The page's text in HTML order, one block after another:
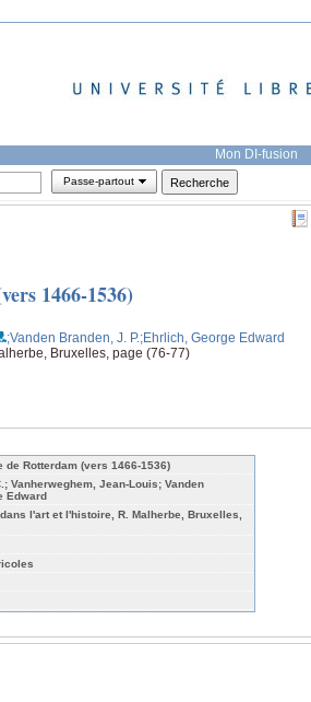
Mon DI-fusion
Passe-partout
1466-1536)
;Vanden Branden, J. P.;Ehrlich, George Edward
Bruxelles, page (76-77)
Rotterdam (vers 1466-1536)
Vanherweghem, Jean-Louis; Vanden
Edward
l'art et l'histoire, R. Malherbe, Bruxelles,